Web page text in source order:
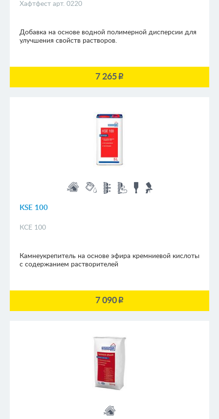
Хафтфест арт. 0220
Добавка на основе водной полимерной дисперсии для
улучшения свойств растворов.
7 265p
KSE 100
КСЕ 100
Камнеукрепитель на основе эфира кремниевой кислоты
с содержанием растворителей
7 090p